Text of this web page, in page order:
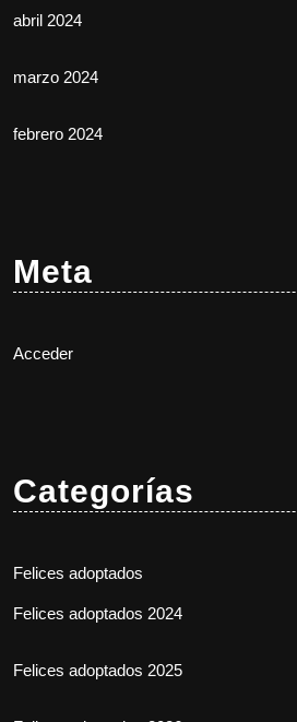
abril 2024
marzo 2024
febrero 2024
Meta
Acceder
Categorías
Felices adoptados
Felices adoptados 2024
Felices adoptados 2025